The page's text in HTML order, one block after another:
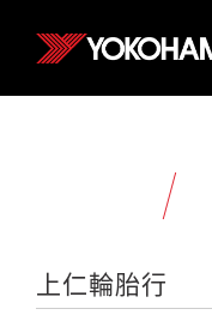
上仁輪胎行